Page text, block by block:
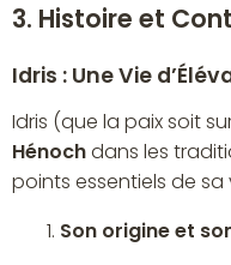
3. Histoire et
Idris : Une Vie
Idris (que la paix soit
Hénochdans les
points essentiels de sa
Son origine et